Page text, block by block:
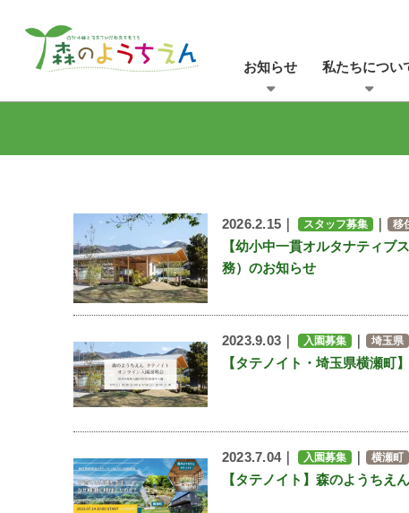
お知らせ 私たちについ
2026.2.15｜ スタッフ募集 移
【幼小中一貫オルタナティ
務）のお知らせ
2023.9.03｜ 入園募集 埼玉県
【タテノイト・埼玉県横瀬町
2023.7.04｜ 入園募集 横瀬町
【タテノイト】森のようちえ